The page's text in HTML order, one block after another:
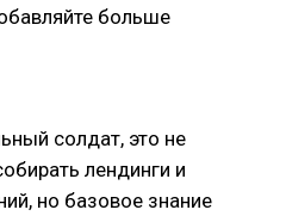
больше
солдат, это не
лендинги и
но базовое знание